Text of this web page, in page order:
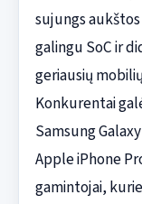
sujungs
galingu SoC ir
geriausių
Konkurentai
Samsung
Apple iPhone
gamintojai,